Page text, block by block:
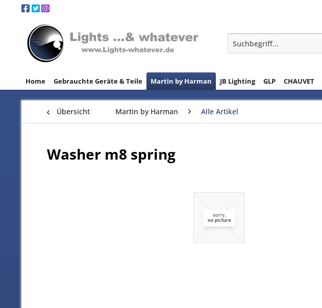
Home Gebrauchte Geräte & Teile Martin by Harman JB Lighting GLP CHAUVET
Übersicht Martin by Harman Alle Artikel
Washer m8 spring